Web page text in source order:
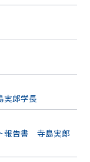
郎学長
報告書 寺島実郎